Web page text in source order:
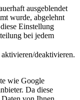
ausgeblendet
wurde, abgelehnt
Einstellung
bei jedem
deaktivieren.
wie Google
Da diese